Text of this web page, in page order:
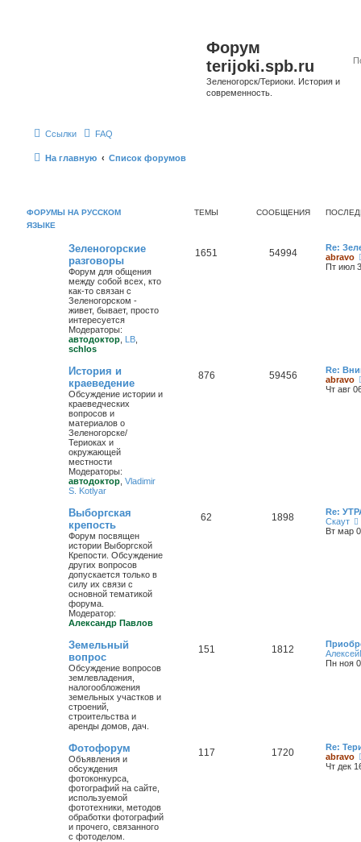
Форум
terijoki.spb.ru
Зеленогорск/Териоки. История и
современность.
Ссылки FAQ
На главную Список форумов
ФОРУМЫ НА РУССКОМ
ЯЗЫКЕ
ТЕМЫ СООБЩЕНИЯ
Зеленогорские
разговоры
Форум для общения
между собой всех, кто
как-то связан с
Зеленогорском -
живет, бывает, просто
интересуется
Модераторы:
автодоктор LB
schlos
1651 54994
Re:
abravo
Пт июл
История и
краеведение
Обсуждение истории и
краеведческих
вопросов и
материалов о
Зеленогорске/
Териоках и
окружающей
местности
Модераторы:
автодоктор Vladimir
S. Kotlyar
876 59456
Re:
abravo
Чт авг
Выборгская
крепость
Форум посвящен
истории Выборгской
Крепости. Обсуждение
других вопросов
допускается только в
силу их связи с
основной тематикой
форума.
Модератор:
Александр Павлов
62 1898
Re:
Скаут
Вт мар
Земельный
вопрос
Обсуждение вопросов
землевладения,
налогообложения
земельных участков и
строений,
строительства и
аренды домов, дач.
151 1812
Пн ноя
Фотофорум
Объявления и
обсуждения
фотоконкурса,
фотографий на сайте,
используемой
фототехники, методов
обработки фотографий
и прочего, связанного
с фотоделом.
117 1720
Re:
abravo
Чт дек